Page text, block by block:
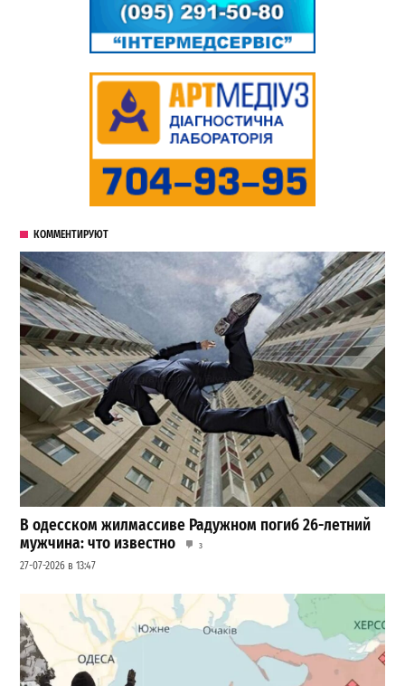
КОММЕНТИРУЮТ
В одесском жилмассиве Радужном погиб 26-летний
мужчина: что известно
3
27-07-2026 в 13:47